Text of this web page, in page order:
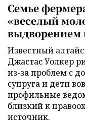
Семье
«веселый
выдворением
Известный
Джастас Уолкер
из-за проблем с
супруга и дети
профильные
близкий к
источник.